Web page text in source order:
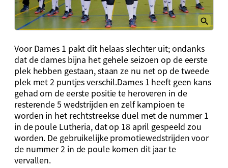
Voor Dames 1 pakt dit helaas slechter uit; ondanks
dat de dames bijna het gehele seizoen op de eerste
plek hebben gestaan, staan ze nu net op de tweede
plek met 2 puntjes verschil.Dames 1 heeft geen kans
gehad om de eerste positie te heroveren in de
resterende 5 wedstrijden en zelf kampioen te
worden in het rechtstreekse duel met de nummer 1
in de poule Lutheria, dat op 18 april gespeeld zou
worden. De gebruikelijke promotiewedstrijden voor
de nummer 2 in de poule komen dit jaar te
vervallen.